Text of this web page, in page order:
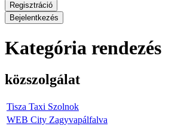
Regisztráció
Bejelentkezés
Kategória rendezés
közszolgálat
Tisza Taxi Szolnok
WEB City Zagyvapálfalva